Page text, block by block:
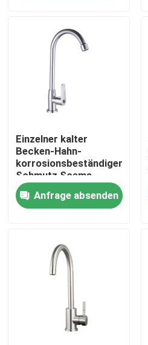
Produkte
Videos
Über uns
Fabrik-Tour
Qualitätskontrolle
Nachrichten
Einzelner kalter
Becken-Hahn-
korrosionsbeständiger
Schmutz Soems
304SS beständig
Anfrage absenden